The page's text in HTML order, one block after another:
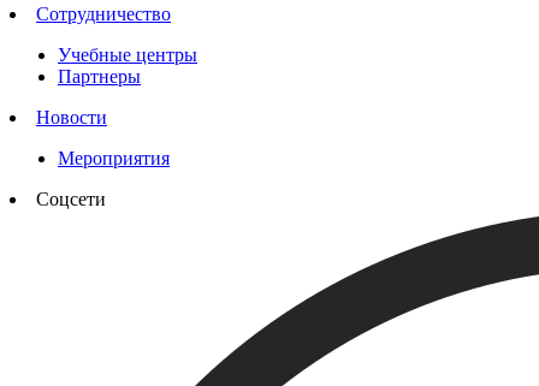
Сотрудничество
Учебные центры
Партнеры
Новости
Мероприятия
Соцсети